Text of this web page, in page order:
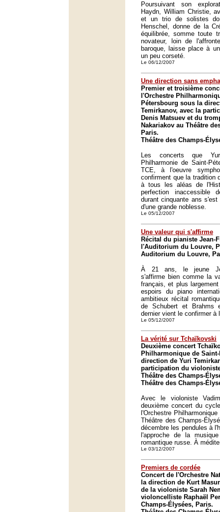
Poursuivant son
Haydn, William Christie,
et un trio de solistes
Henschel, donne de la
équilibrée, somme toute
novateur, loin de
baroque, laisse place à
un peu corseté.
Le 06/12/2007
Une direction sans
Premier et troisième
l'Orchestre
Pétersbourg sous la
Temirkanov, avec la
Denis Matsuev et du
Nakariakov au Théâtre
Paris.
Théâtre des Champs-
Les concerts que
Philharmonie de Saint-
TCE, à l'oeuvre
confirment que la tradition
à tous les aléas de
perfection inaccessible
durant cinquante ans
d'une grande noblesse.
Le 05/12/2007
Une valeur qui s'affirme
Récital du pianiste Jean-
l'Auditorium du Louvre,
Auditorium du Louvre,
À 21 ans, le jeune
s'affirme bien comme la
français, et plus
espoirs du piano
ambitieux récital
de Schubert et Brahms
dernier vient le confirmer à
Le 05/12/2007
La vérité sur Tchaïkovski
Deuxième concert
Philharmonique de
direction de Yuri
participation du
Théâtre des Champs-
Théâtre des Champs-
Avec le violoniste
deuxième concert du
l'Orchestre
Théâtre des Champs-
décembre les pendules à
l'approche de la
romantique russe. À
Le 03/12/2007
Premiers de cordée
Concert de l'Orchestre
la direction de Kurt
de la violoniste Sarah
violoncelliste Raphaël
Champs-Élysées, Paris.